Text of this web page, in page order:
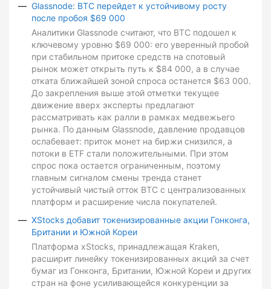
Glassnode: BTC перейдет к устойчивому росту
после пробоя $69 000
Аналитики Glassnode считают, что BTC подошел к
ключевому уровню $69 000: его уверенный пробой
при стабильном притоке средств на спотовый
рынок может открыть путь к $84 000, а в случае
отката ближайшей зоной спроса останется $63 000.
До закрепления выше этой отметки текущее
движение вверх эксперты предлагают
рассматривать как ралли в рамках медвежьего
рынка. По данным Glassnode, давление продавцов
ослабевает: приток монет на биржи снизился, а
потоки в ETF стали положительными. При этом
спрос пока остается ограниченным, поэтому
главным сигналом смены тренда станет
устойчивый чистый отток BTC с централизованных
платформ и расширение числа покупателей.
XStocks добавит токенизированные акции Гонконга,
Британии и Южной Кореи
Платформа xStocks, принадлежащая Kraken,
расширит линейку токенизированных акций за счет
бумаг из Гонконга, Британии, Южной Кореи и других
стран на фоне усиливающейся конкуренции за